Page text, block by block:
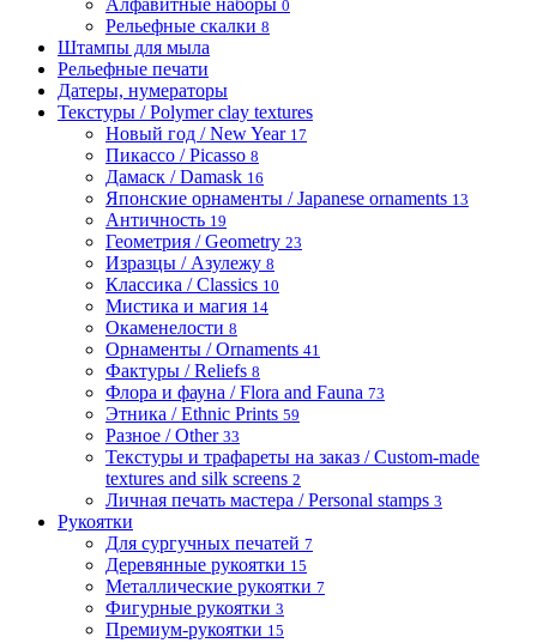
Алфавитные наборы 0
Рельефные скалки 8
Штампы для мыла
Рельефные печати
Датеры, нумераторы
Текстуры / Polymer clay textures
Новый год / New Year 17
Пикассо / Picasso 8
Дамаск / Damask 16
Японские орнаменты / Japanese ornaments 13
Античность 19
Геометрия / Geometry 23
Изразцы / Азулежу 8
Классика / Classics 10
Мистика и магия 14
Окаменелости 8
Орнаменты / Ornaments 41
Фактуры / Reliefs 8
Флора и фауна / Flora and Fauna 73
Этника / Ethnic Prints 59
Разное / Other 33
Текстуры и трафареты на заказ / Custom-made
textures and silk screens 2
Личная печать мастера / Personal stamps 3
Рукоятки
Для сургучных печатей 7
Деревянные рукоятки 15
Металлические рукоятки 7
Фигурные рукоятки 3
Премиум-рукоятки 15